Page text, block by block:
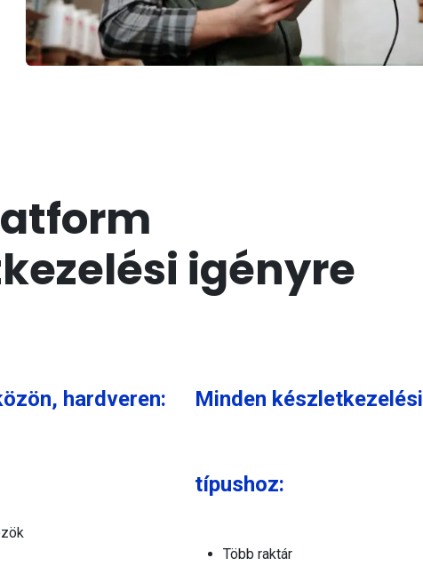
igényre
hardveren: Minden készletkezelési
típushoz:
Több raktár